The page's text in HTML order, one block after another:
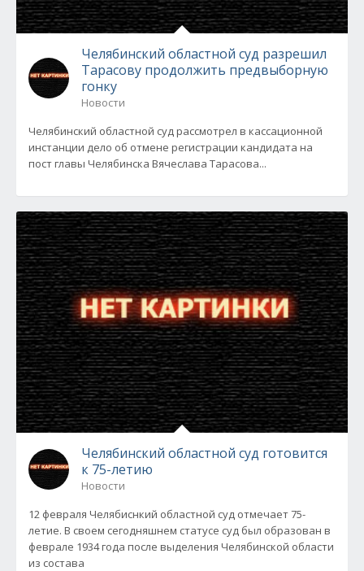
Челябинский областной суд разрешил
Тарасову продолжить предвыборную
гонку
Новости
Челябинский областной суд рассмотрел в кассационной
инстанции дело об отмене регистрации кандидата на
пост главы Челябинска Вячеслава Тарасова...
Челябинский областной суд готовится
к 75-летию
Новости
12 февраля Челябиснкий областной суд отмечает 75-
летие. В своем сегодняшнем статусе суд был образован в
феврале 1934 года после выделения Челябинской области
из состава